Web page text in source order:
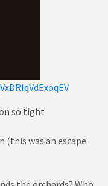
so tight
(this was an escape